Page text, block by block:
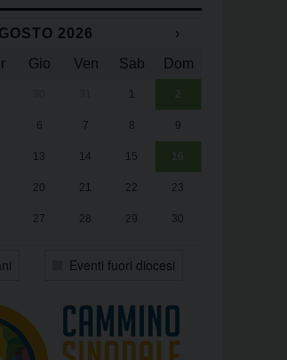
2026
›
Gio Ven Sab Dom
1 2
6 7 8 9
13 14 15 16
20 21 22 23
27 28 29 30
Eventi fuori diocesi